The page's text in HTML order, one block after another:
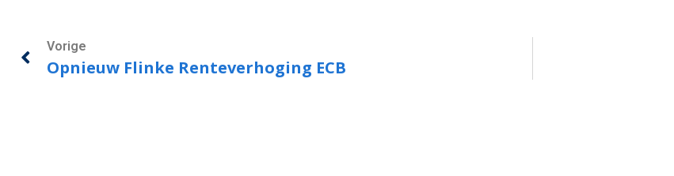
Vorige
Opnieuw Flinke Renteverhoging ECB